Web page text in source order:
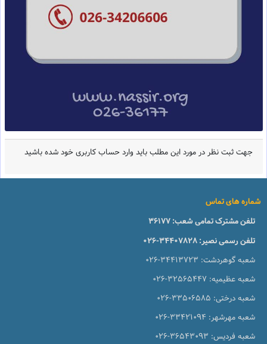
جهت ثبت نظر در مورد این مطلب باید وارد حساب کاربری خود شده باشید
شماره های تماس
تلفن مشترک تمامی شعب:36177
تلفن رسمی نصیر:026-34407828
شعبه گوهردشت: 026-34413723
شعبه عظیمیه: 026-32565447
شعبه درختی: 026-33506585
شعبه مهرشهر: 026-33421094
شعبه فردیس: 026-36543093